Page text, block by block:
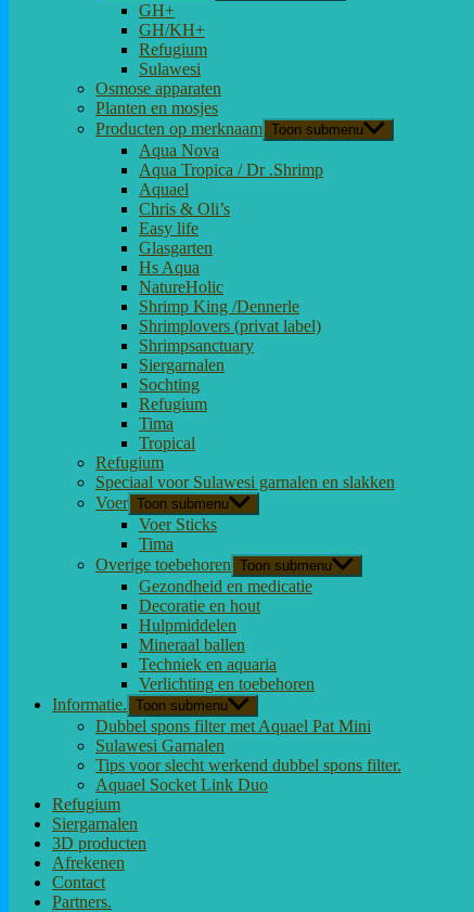
GH+
GH/KH+
Refugium
Sulawesi
Osmose apparaten
Planten en mosjes
Producten op merknaam Toon submenu
Aqua Nova
Aqua Tropica / Dr .Shrimp
Aquael
Chris & Oli’s
Easy life
Glasgarten
Hs Aqua
NatureHolic
Shrimp King /Dennerle
Shrimplovers (privat label)
Shrimpsanctuary
Siergarnalen
Sochting
Refugium
Tima
Tropical
Refugium
Speciaal voor Sulawesi garnalen en slakken
Voer Toon submenu
Voer Sticks
Tima
Overige toebehoren Toon submenu
Gezondheid en medicatie
Decoratie en hout
Hulpmiddelen
Mineraal ballen
Techniek en aquaria
Verlichting en toebehoren
Informatie. Toon submenu
Dubbel spons filter met Aquael Pat Mini
Sulawesi Garnalen
Tips voor slecht werkend dubbel spons filter.
Aquael Socket Link Duo
Refugium
Siergarnalen
3D producten
Afrekenen
Contact
Partners.